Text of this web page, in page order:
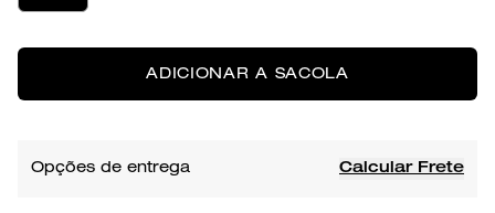
ADICIONAR A SACOLA
Opções de entrega Calcular Frete